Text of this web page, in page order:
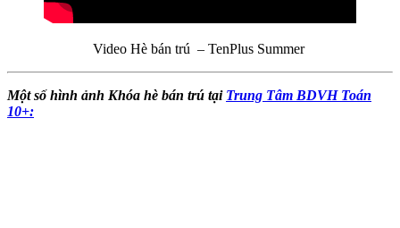
Video Hè bán trú – TenPlus Summer
Một số hình ảnh Khóa hè bán trú tại Trung Tâm BDVH Toán
10+: